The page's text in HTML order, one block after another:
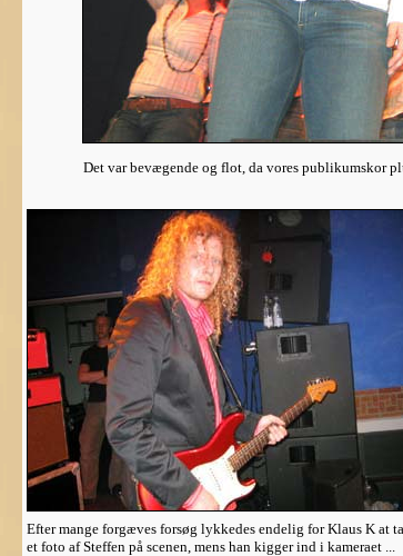
Det var bevægende og flot, da vores publikumskor
Efter mange forgæves forsøg lykkedes endelig for Klaus K at
et foto af Steffen på scenen, mens han kigger ind i kameraet ...